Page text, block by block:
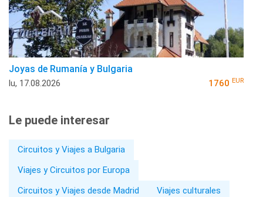
Joyas de Rumanía y Bulgaria
lu, 17.08.2026 1760 EUR
Le puede interesar
Circuitos y Viajes a Bulgaria
Viajes y Circuitos por Europa
Circuitos y Viajes desde Madrid
Viajes culturales